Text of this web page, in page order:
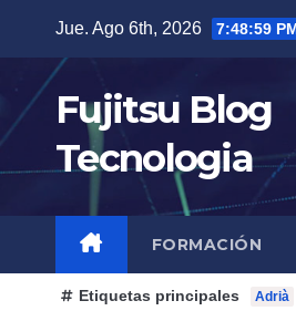
contenido
Jue. Ago 6th, 2026 7:49:01
Fujitsu Blog
Tecnologia
FORMACIÓN
Etiquetas principales Adrià